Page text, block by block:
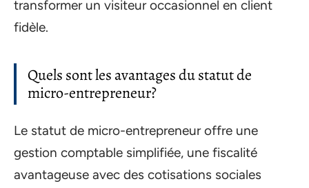
transformer un visiteur occasionnel en client
fidèle.
Quels sont les avantages du statut de
micro-entrepreneur?
Le statut de micro-entrepreneur offre une
gestion comptable simplifiée, une fiscalité
avantageuse avec des cotisations sociales